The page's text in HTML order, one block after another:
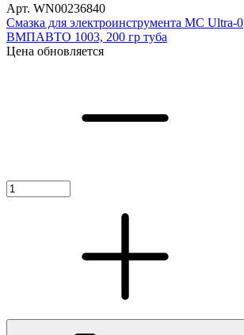
Арт. WN00236840
Смазка для электроинструмента МС Ultra-0
ВМПАВТО 1003, 200 гр туба
Цена обновляется